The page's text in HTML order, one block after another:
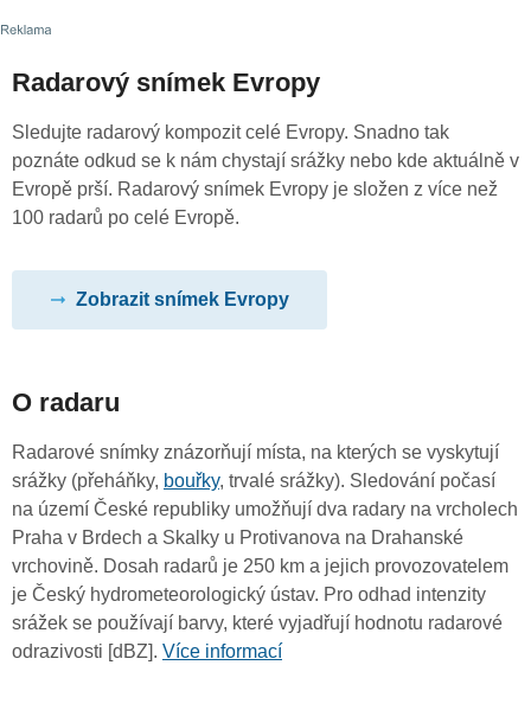
Radarový snímek Evropy
Sledujte radarový kompozit celé Evropy. Snadno tak
poznáte odkud se k nám chystají srážky nebo kde aktuálně v
Evropě prší. Radarový snímek Evropy je složen z více než
100 radarů po celé Evropě.
Zobrazit snímek Evropy
O radaru
Radarové snímky znázorňují místa, na kterých se vyskytují
srážky (přeháňky, bouřky, trvalé srážky). Sledování počasí
na území České republiky umožňují dva radary na vrcholech
Praha v Brdech a Skalky u Protivanova na Drahanské
vrchovině. Dosah radarů je 250 km a jejich provozovatelem
je Český hydrometeorologický ústav. Pro odhad intenzity
srážek se používají barvy, které vyjadřují hodnotu radarové
odrazivosti [dBZ]. Více informací